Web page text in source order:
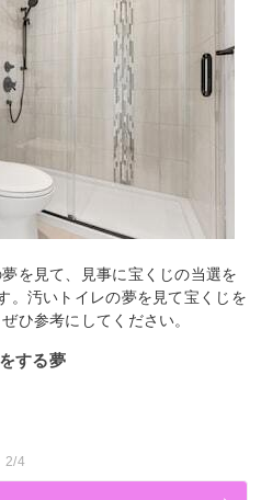
を見て、見事に宝くじの当選を
。汚いトイレの夢を見て宝くじを
ひ参考にしてください。
する夢
2/4